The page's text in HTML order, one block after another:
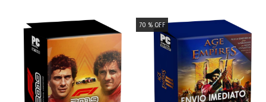
70 % OFF